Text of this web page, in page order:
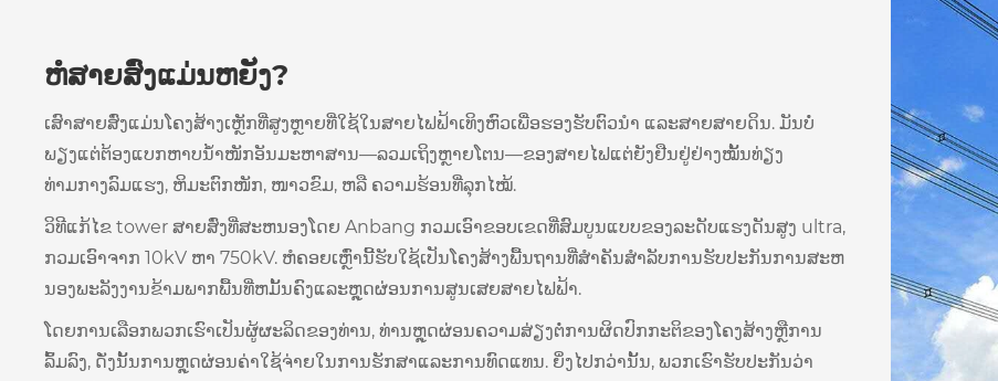
ຫໍສາຍສົ່ງແມ່ນຫຍັງ?
ເສົາສາຍສົ່ງແມ່ນໂຄງສ້າງເຫຼັກທີ່ສູງຫຼາຍທີ່ໃຊ້ໃນສາຍໄຟຟ້າເທິງຫົວເພື່ອຮອງຮັບຕົວນໍາ ແລະສາຍສາຍດິນ. ມັນບໍ່
ພຽງແຕ່ຕ້ອງແບກຫາບນ້ຳໜັກອັນມະຫາສານ—ລວມເຖິງຫຼາຍໂຕນ—ຂອງສາຍໄຟແຕ່ຍັງຢືນຢູ່ຢ່າງໝັ້ນທ່ຽງ
ທ່າມກາງລົມແຮງ, ຫິມະຕົກໜັກ, ໜາວຂົມ, ຫລື ຄວາມຮ້ອນທີ່ລຸກໄໝ້.
ວິທີແກ້ໄຂ tower ສາຍສົ່ງທີ່ສະຫນອງໂດຍ Anbang ກວມເອົາຂອບເຂດທີ່ສົມບູນແບບຂອງລະດັບແຮງດັນສູງ ultra,
ກວມເອົາຈາກ 10kV ຫາ 750kV. ຫໍຄອຍເຫຼົ່ານີ້ຮັບໃຊ້ເປັນໂຄງສ້າງພື້ນຖານທີ່ສໍາຄັນສໍາລັບການຮັບປະກັນການສະຫ
ນອງພະລັງງານຂ້າມພາກພື້ນທີ່ຫມັ້ນຄົງແລະຫຼຸດຜ່ອນການສູນເສຍສາຍໄຟຟ້າ.
ໂດຍການເລືອກພວກເຮົາເປັນຜູ້ຜະລິດຂອງທ່ານ, ທ່ານຫຼຸດຜ່ອນຄວາມສ່ຽງຕໍ່ການຜິດປົກກະຕິຂອງໂຄງສ້າງຫຼືການ
ລົ້ມລົງ, ດັ່ງນັ້ນການຫຼຸດຜ່ອນຄ່າໃຊ້ຈ່າຍໃນການຮັກສາແລະການທົດແທນ. ຍິ່ງໄປກວ່ານັ້ນ, ພວກເຮົາຮັບປະກັນວ່າ